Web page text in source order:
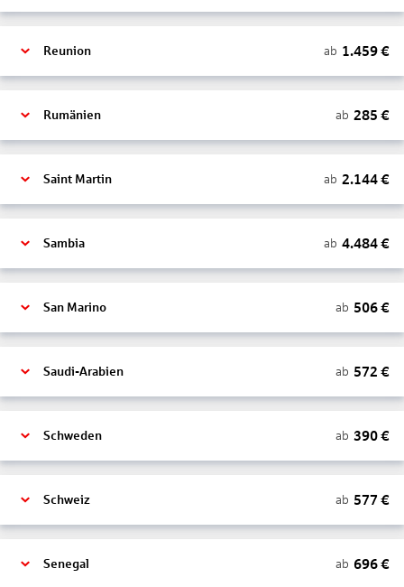
Reunion ab 1.459€
Rumänien ab 285 €
Saint Martin ab 2.144€
Sambia ab 4.484€
San Marino ab 506€
Saudi-Arabien ab 572 €
Schweden ab 390€
Schweiz ab 577 €
Senegal ab 696€